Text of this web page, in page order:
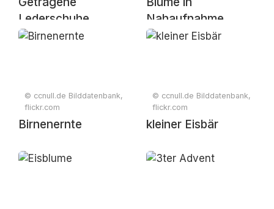
Lederschuhe
Nahaufnahme
© ccnull.de Bilddatenbank,
flickr.com
Birnenernte
© ccnull.de Bilddatenbank,
flickr.com
kleiner Eisbär